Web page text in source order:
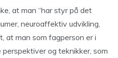
at man “har styr på det
neuroaffektiv udvikling,
at man som fagperson er i
og teknikker, som